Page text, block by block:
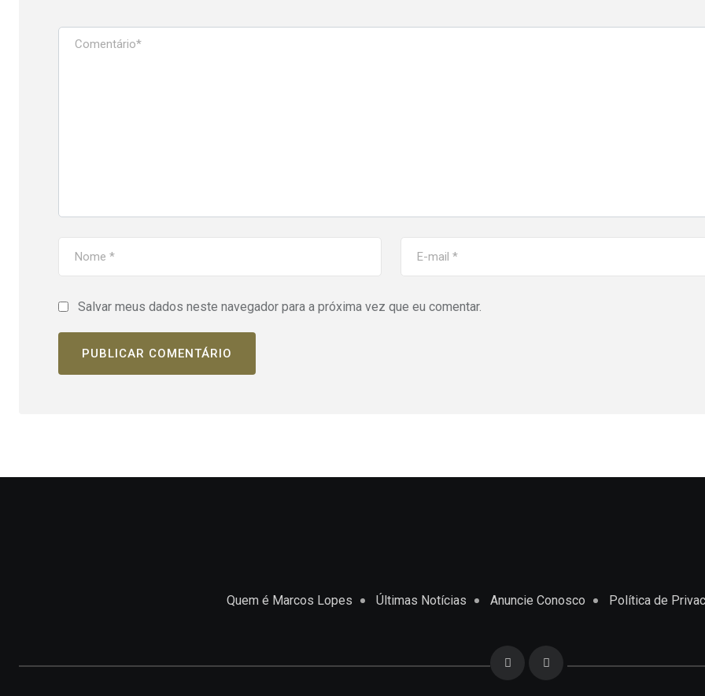
Salvar meus dados neste navegador para a próxima vez que eu comentar.
Quem é Marcos Lopes Últimas Notícias Anuncie Conosco Política de